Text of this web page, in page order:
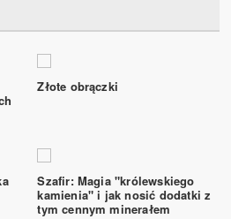
Złote obrączki
Szafir: Magia "królewskiego
kamienia" i jak nosić dodatki z
tym cennym minerałem